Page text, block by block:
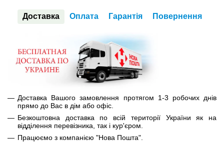
Доставка Оплата Гарантія Повернення
Доставка Вашого замовлення протягом 1-3 робочих днів
прямо до Вас в дім або офіс.
Безкоштовна доставка по всій території України як на
відділення перевізника, так і кур'єром.
Працюємо з компанією "Нова Пошта".